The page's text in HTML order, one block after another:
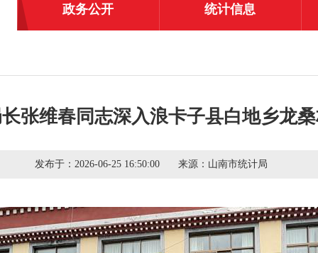
政务公开 统计信息
张维春同志深入浪卡子县白地乡龙
发布于： 2026-06-25 16:50:00 来源： 山南市统计局